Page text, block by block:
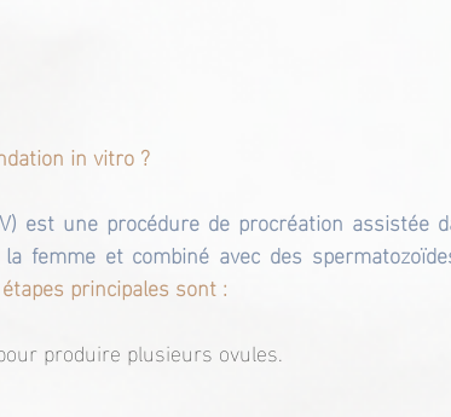
in vitro ?
est une procédure de procréation assistée
femme et combiné avec des
principales sont :
produire plusieurs ovules.